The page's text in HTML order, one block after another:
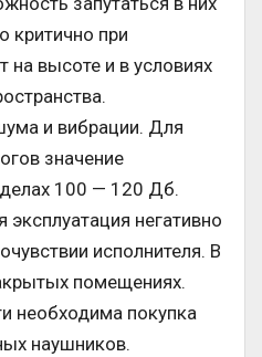
критично при
на высоте и в условиях
и вибрации. Для
значение
100 — 120 Дб.
негативно
исполнителя. В
помещениях.
необходима покупка
наушников.